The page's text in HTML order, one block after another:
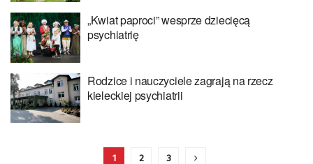
„Kwiat paproci” wesprze dziecięcą
psychiatrię
Rodzice i nauczyciele zagrają na rzecz
kieleckiej psychiatrii
1 2 3